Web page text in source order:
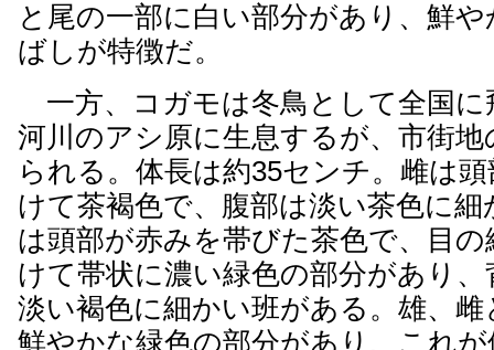
と尾の一部に白い部分があり、鮮
ばしが特徴だ。
一方、コガモは冬鳥として全国に
河川のアシ原に生息するが、市街
られる。体長は約35センチ。雌は
けて茶褐色で、腹部は淡い茶色に
は頭部が赤みを帯びた茶色で、目
けて帯状に濃い緑色の部分があり
淡い褐色に細かい班がある。雄、
鮮やかな緑色の部分があり、これ